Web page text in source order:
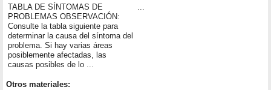
TABLA DE SÍNTOMAS DE
PROBLEMAS OBSERVACIÓN:
Consulte la tabla siguiente para
determinar la causa del síntoma del
problema. Si hay varias áreas
posiblemente afectadas, las
causas posibles de lo ...
...
Otros materiales: